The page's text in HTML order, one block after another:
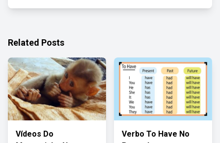
Related Posts
Vídeos Do
Verbo To Have No